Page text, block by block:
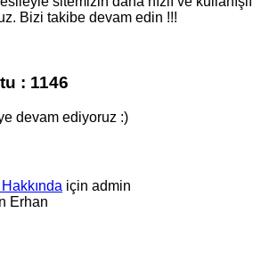
Bizi takibe devam edin !!!
: 1146
devam ediyoruz :)
için admin
Erhan